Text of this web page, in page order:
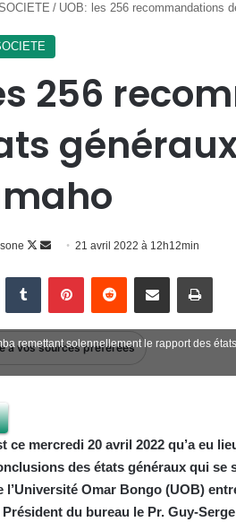
/ UOB: les 256 recommandations
256
Follow
Envoyer
courriel
21 avril 2022 à 12h12min
Tumblr PinterestReddit Partager par email
à vos sources préférées
remettant solennellement le rapport des
ce mercredi 20 avril 2022 qu’a eu
des états généraux qui se
l’Université Omar Bongo (UOB)
Président du bureau le Pr. Guy-